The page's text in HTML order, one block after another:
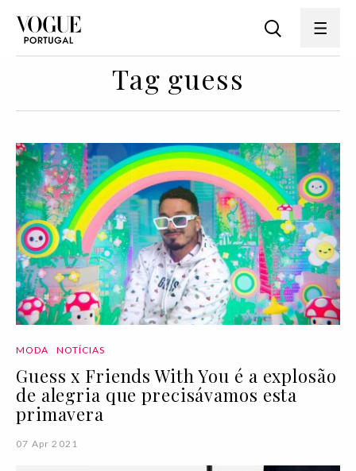
Tag guess
MODA NOTÍCIAS
Guess x Friends With You é a explosão
de alegria que precisávamos esta
primavera
07 Apr 2021